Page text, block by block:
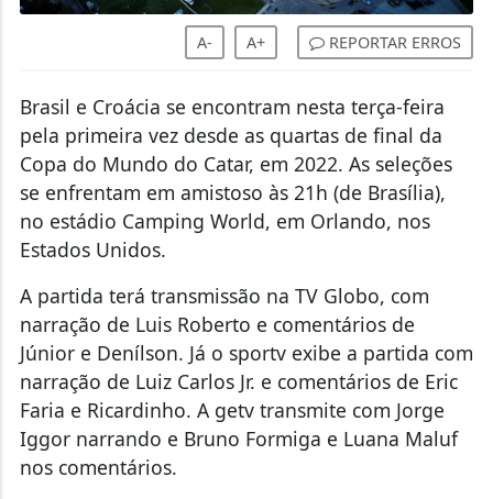
A- A+ REPORTAR ERROS
Brasil e Croácia se encontram nesta terça-feira
pela primeira vez desde as quartas de final da
Copa do Mundo do Catar, em 2022. As seleções
se enfrentam em amistoso às 21h (de Brasília),
no estádio Camping World, em Orlando, nos
Estados Unidos.
A partida terá transmissão na TV Globo, com
narração de Luis Roberto e comentários de
Júnior e Denílson. Já o sportv exibe a partida com
narração de Luiz Carlos Jr. e comentários de Eric
Faria e Ricardinho. A getv transmite com Jorge
Iggor narrando e Bruno Formiga e Luana Maluf
nos comentários.